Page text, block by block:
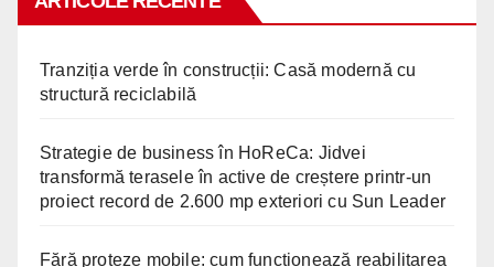
Tranziția verde în construcții: Casă modernă cu
structură reciclabilă
Strategie de business în HoReCa: Jidvei
transformă terasele în active de creștere printr-un
proiect record de 2.600 mp exteriori cu Sun Leader
Fără proteze mobile: cum funcționează reabilitarea